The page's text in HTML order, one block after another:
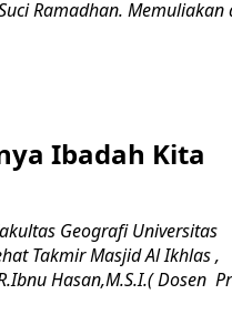
Ramadhan. Memuliakan
Ibadah Kita
Geografi Universitas
Takmir Masjid Al Ikhlas ,
Hasan,M.S.I.( Dosen